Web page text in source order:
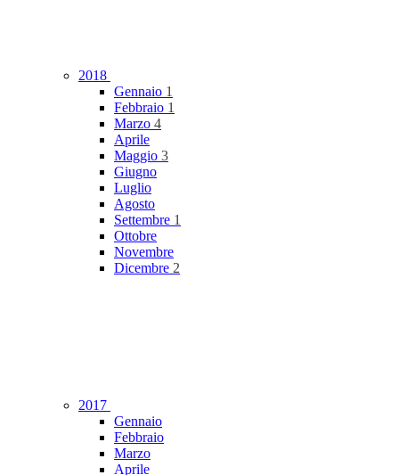
2018
Gennaio 1
Febbraio 1
Marzo 4
Aprile
Maggio 3
Giugno
Luglio
Agosto
Settembre 1
Ottobre
Novembre
Dicembre 2
2017
Gennaio
Febbraio
Marzo
Aprile